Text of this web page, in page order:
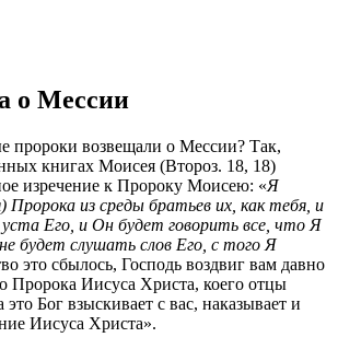
о Мессии
пророки возвещали о Мессии? Так,
книгах Моисея (Второз. 18, 18)
изречение к Пророку Моисею: «Я
Пророка из среды братьев их, как тебя, и
Его, и Он будет говорить все, что Я
будет слушать слов Его, с того Я
это сбылось, Господь воздвиг вам давно
Пророка Иисуса Христа, коего отцы
Бог взыскивает с вас, наказывает и
Иисуса Христа».